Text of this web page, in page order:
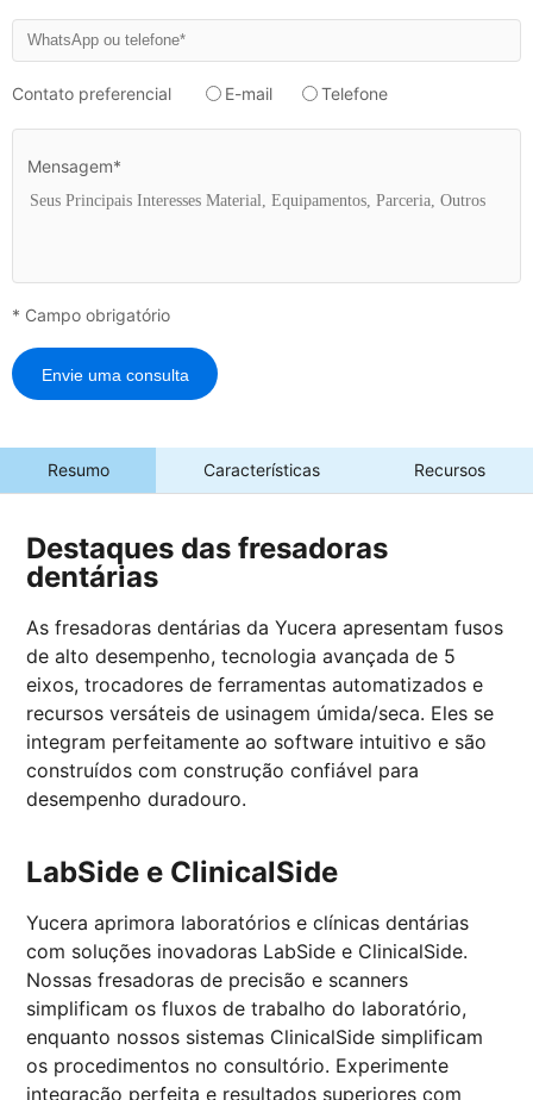
Contato preferencial E-mail Telefone
Mensagem*
* Campo obrigatório
Envie uma consulta
Resumo Características Recursos
Destaques das fresadoras
dentárias
As fresadoras dentárias da Yucera apresentam fusos
de alto desempenho, tecnologia avançada de 5
eixos, trocadores de ferramentas automatizados e
recursos versáteis de usinagem úmida/seca. Eles se
integram perfeitamente ao software intuitivo e são
construídos com construção confiável para
desempenho duradouro.
LabSide e ClinicalSide
Yucera aprimora laboratórios e clínicas dentárias
com soluções inovadoras LabSide e ClinicalSide.
Nossas fresadoras de precisão e scanners
simplificam os fluxos de trabalho do laboratório,
enquanto nossos sistemas ClinicalSide simplificam
os procedimentos no consultório. Experimente
integração perfeita e resultados superiores com